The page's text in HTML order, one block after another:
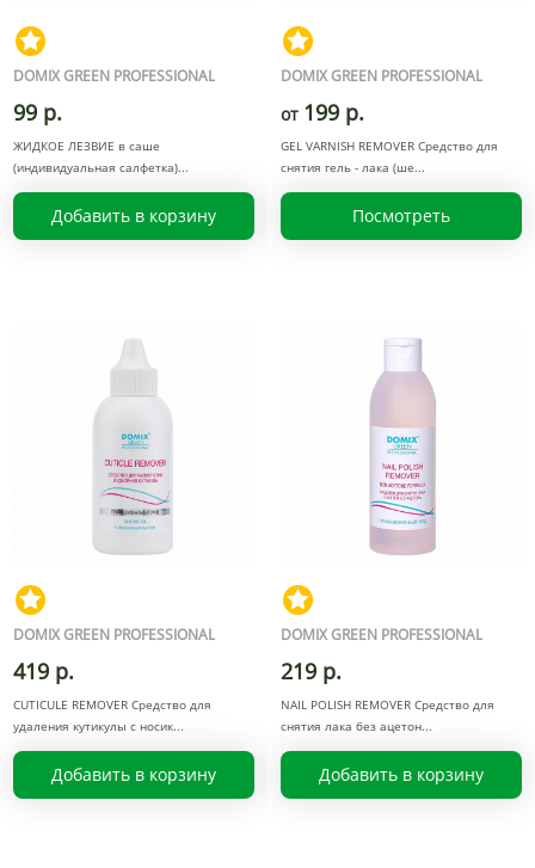
DOMIX GREEN PROFESSIONAL
99 р.
ЖИДКОЕ ЛЕЗВИЕ в саше
(индивидуальная салфетка)
Добавить в корзину
DOMIX GREEN PROFESSIONAL
от 199 р.
GEL VARNISH REMOVER Средство для
снятия гель - лака (ше
Посмотреть
DOMIX GREEN PROFESSIONAL
419 р.
CUTICULE REMOVER Средство для
удаления кутикулы с носик
Добавить в корзину
DOMIX GREEN PROFESSIONAL
219 р.
NAIL POLISH REMOVER Средство для
снятия лака без ацетон
Добавить в корзину